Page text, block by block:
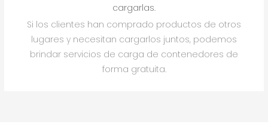
cargarlas.
Si los clientes han comprado productos de otros
lugares y necesitan cargarlos juntos, podemos
brindar servicios de carga de contenedores de
forma gratuita.